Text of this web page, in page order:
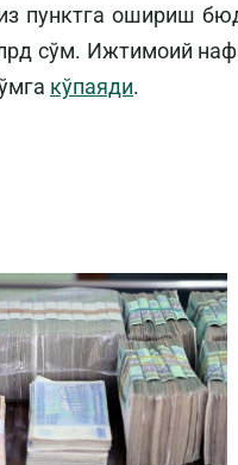
пунктга ошириш
сўм. Ижтимоий
кўпаяди.